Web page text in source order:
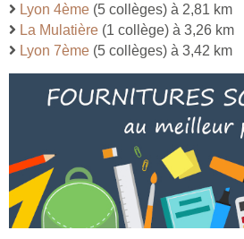
Lyon 4ème (5 collèges) à 2,81 km
La Mulatière (1 collège) à 3,26 km
Lyon 7ème (5 collèges) à 3,42 km